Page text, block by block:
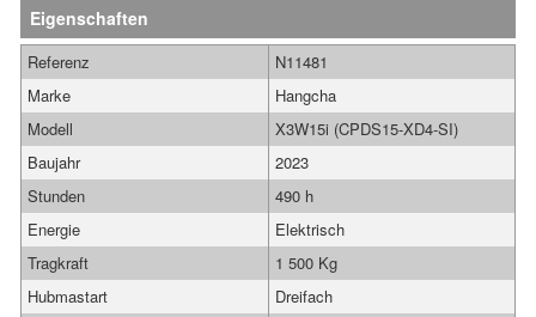
Eigenschaften
Referenz
N11481
Marke
Hangcha
Modell
X3W15i (CPDS15-XD4-SI)
Baujahr
2023
Stunden
490 h
Energie
Elektrisch
Tragkraft
1 500 Kg
Hubmastart
Dreifach